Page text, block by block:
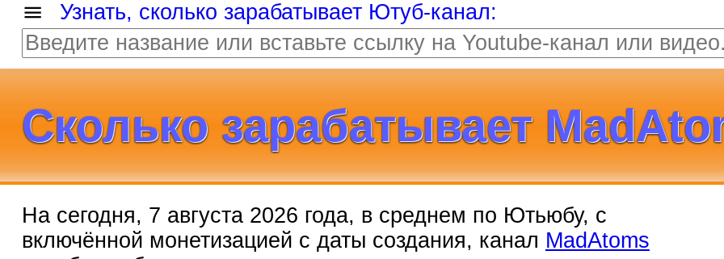
Узнать, сколько зарабатывает Ютуб-канал:
Сколько зарабатывает
На сегодня, 7 августа 2026 года, в среднем по Ютьюбу, с
включённой монетизацией с даты создания, канал MadAtoms